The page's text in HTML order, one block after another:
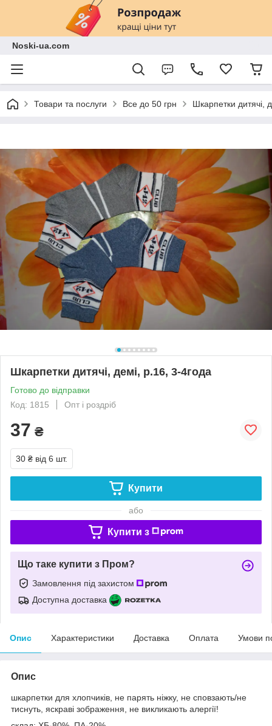
Noski-ua.com
Товари та послуги Все до 50 грн Шкарпетки дитячі,
Шкарпетки дитячі, демі, р.16, 3-4года
Готово до відправки
Код: 1815
Опт і роздріб
37 ₴
30 ₴ від 6 шт.
Купити
або
Купити з
Що таке купити з Пром?
Замовлення під захистом
Доступна доставка
Опис Характеристики Доставка Оплата Умови
Опис
шкарпетки для хлопчиків, не парять ніжку, не сповзають/не
тиснуть, яскраві зображення, не викликають алергії!